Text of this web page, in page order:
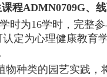
程ADMN0709G、
时为16学时，完整
定为心理健康教育
种类的园艺实践，